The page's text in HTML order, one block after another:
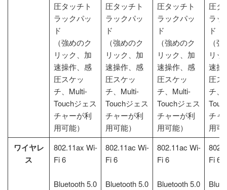
圧タッチト
ラックパッ
ド
（強めのク
リック、加
速操作、感
圧スケッ
チ、Multi-
Touchジェス
チャーが利
用可能）
圧タッチト
ラックパッ
ド
（強めのク
リック、加
速操作、感
圧スケッ
チ、Multi-
Touchジェス
チャーが利
用可能）
圧タッチト
ラックパッ
ド
（強めのク
リック、加
速操作、感
圧スケッ
チ、Multi-
Touchジェス
チャーが利
用可能）
圧タ
ラッ
ド
（
リッ
速操
圧ス
チ、
チャ
用可
ワイヤレ
ス
802.11ax Wi-
Fi 6
Bluetooth 5.0
802.11ac Wi-
Fi 6
Bluetooth 5.0
802.11ac Wi-
Fi 6
Bluetooth 5.0
Fi 6